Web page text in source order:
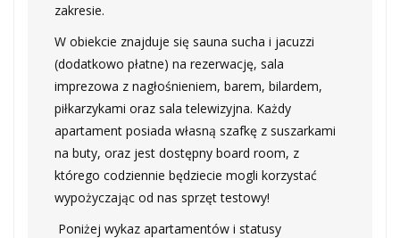
zakresie.
W obiekcie znajduje się sauna sucha i jacuzzi
(dodatkowo płatne) na rezerwację, sala
imprezowa z nagłośnieniem, barem, bilardem,
piłkarzykami oraz sala telewizyjna. Każdy
apartament posiada własną szafkę z suszarkami
na buty, oraz jest dostępny board room, z
którego codziennie będziecie mogli korzystać
wypożyczając od nas sprzęt testowy!
Poniżej wykaz apartamentów i statusy